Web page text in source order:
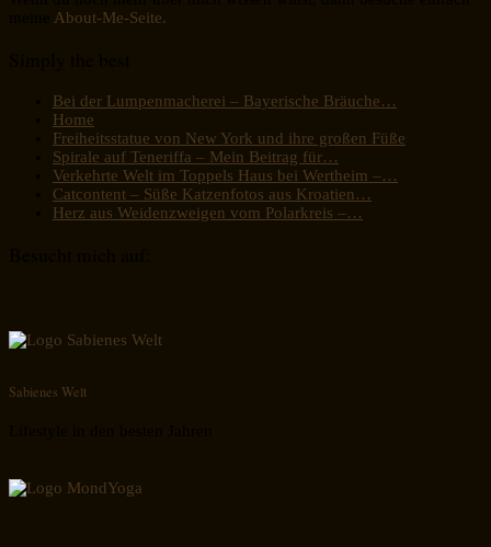
About-Me-Seite.
Bei der Lumpenmacherei – Bayerische Bräuche…
Home
Freiheitsstatue von New York und ihre großen Füße
Spirale auf Teneriffa – Mein Beitrag für…
Verkehrte Welt im Toppels Haus bei Wertheim –…
Catcontent – Süße Katzenfotos aus Kroatien…
Herz aus Weidenzweigen vom Polarkreis –…
Sabienes Welt